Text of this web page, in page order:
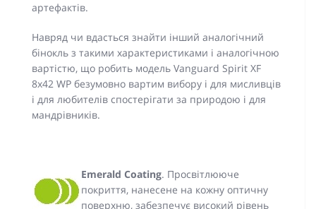
артефактів.
Навряд чи вдасться знайти інший аналогічний
бінокль з такими характеристиками і аналогічною
вартістю, що робить модель Vanguard Spirit XF
8x42 WP безумовно вартим вибору і для мисливців
і для любителів спостерігати за природою і для
мандрівників.
Emerald Coating. Просвітлююче
покриття, нанесене на кожну оптичну
поверхню, забезпечує високий рівень